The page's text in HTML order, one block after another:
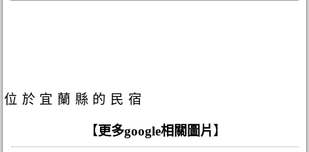
位於宜蘭縣的民宿
【 更多google相關圖片 】